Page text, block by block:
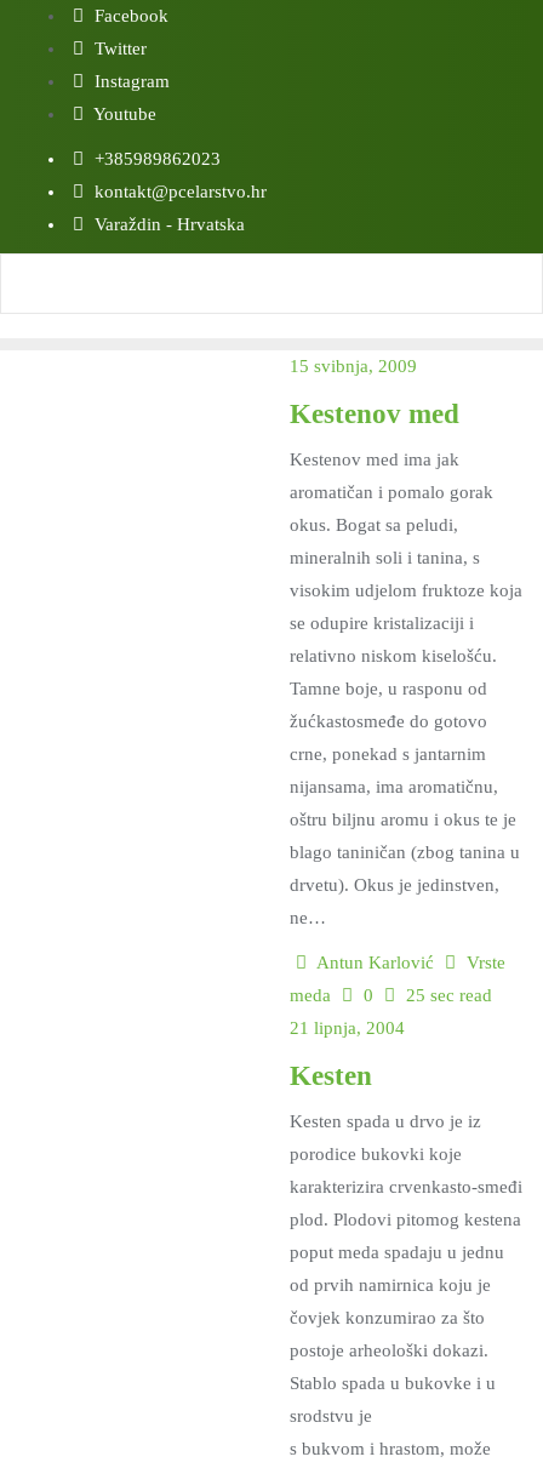
content
Facebook
Twitter
Instagram
Youtube
+385989862023
kontakt@pcelarstvo.hr
Varaždin - Hrvatska
15 svibnja, 2009
Kestenov med
Kestenov med ima jak
aromatičan i pomalo gorak
okus. Bogat sa peludi,
mineralnih soli i tanina, s
visokim udjelom fruktoze koja
se odupire kristalizaciji i
relativno niskom kiselošću.
Tamne boje, u rasponu od
žućkastosmeđe do gotovo
crne, ponekad s jantarnim
nijansama, ima aromatičnu,
oštru biljnu aromu i okus te je
blago taniničan (zbog tanina u
drvetu). Okus je jedinstven,
ne…
Antun Karlović
Vrste
meda
0
25 sec read
21 lipnja, 2004
Kesten
Kesten spada u drvo je iz
porodice bukovki koje
karakterizira crvenkasto-smeđi
plod. Plodovi pitomog kestena
poput meda spadaju u jednu
od prvih namirnica koju je
čovjek konzumirao za što
postoje arheološki dokazi.
Stablo spada u bukovke i u
srodstvu je
s bukvom i hrastom, može